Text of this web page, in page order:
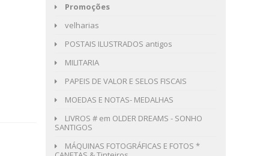
Promoções
velharias
POSTAIS ILUSTRADOS antigos
MILITARIA
PAPEIS DE VALOR E SELOS FISCAIS
MOEDAS E NOTAS- MEDALHAS
LIVROS # em OLDER DREAMS - SONHO
SANTIGOS
MÁQUINAS FOTOGRÁFICAS E FOTOS *